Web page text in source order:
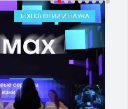
ТЕХНОЛОГИИ И НАУКА